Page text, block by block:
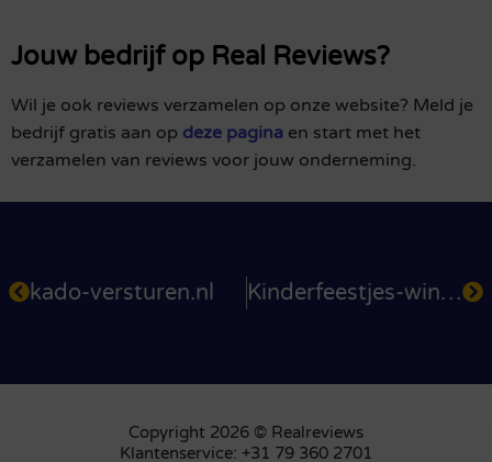
Jouw bedrijf op Real Reviews?
Wil je ook reviews verzamelen op onze website? Meld je
bedrijf gratis aan op deze pagina en start met het
verzamelen van reviews voor jouw onderneming.
kado-versturen.nl Kinderfeestjes-winkel.nl
Copyright 2026 © Realreviews
Klantenservice: +31 79 360 2701